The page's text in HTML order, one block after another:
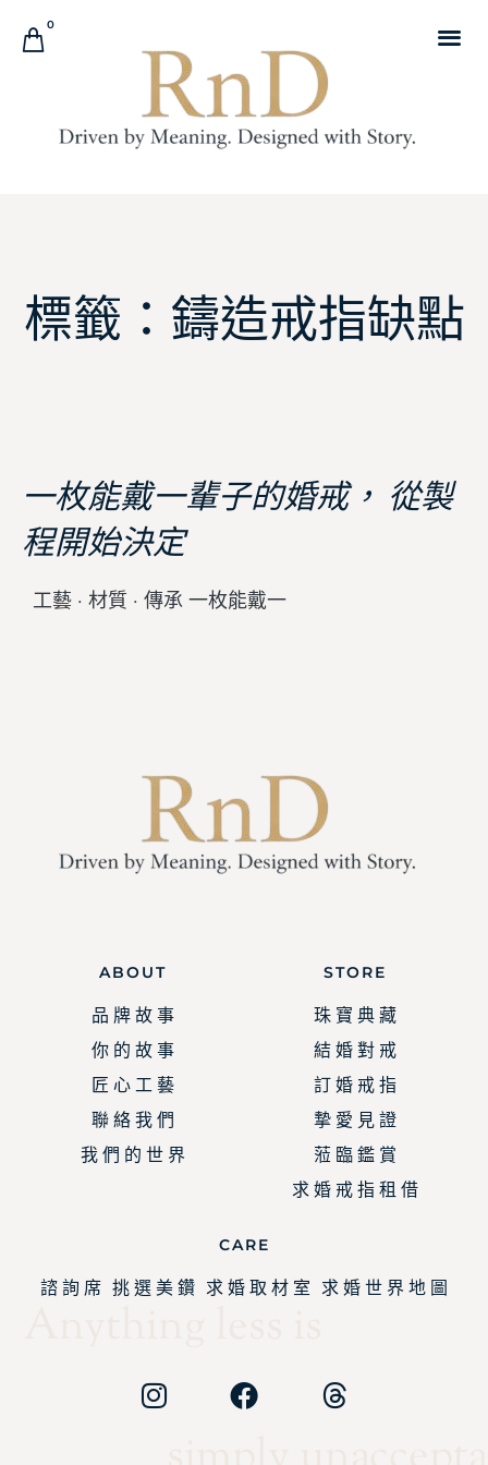
0
標籤：鑄造戒指缺點
一枚能戴一輩子的婚戒， 從製
程開始決定
工藝 · 材質 · 傳承 一枚能戴一
ABOUT
品 牌 故 事
你 的 故 事
匠 心 工 藝
聯 絡 我 們
我 們 的 世 界
STORE
珠 寶 典 藏
結 婚 對 戒
訂 婚 戒 指
摯 愛 見 證
蒞 臨 鑑 賞
求 婚 戒 指 租 借
CARE
諮 詢 席 挑 選 美 鑽 求 婚 取 材 室 求 婚 世 界 地 圖